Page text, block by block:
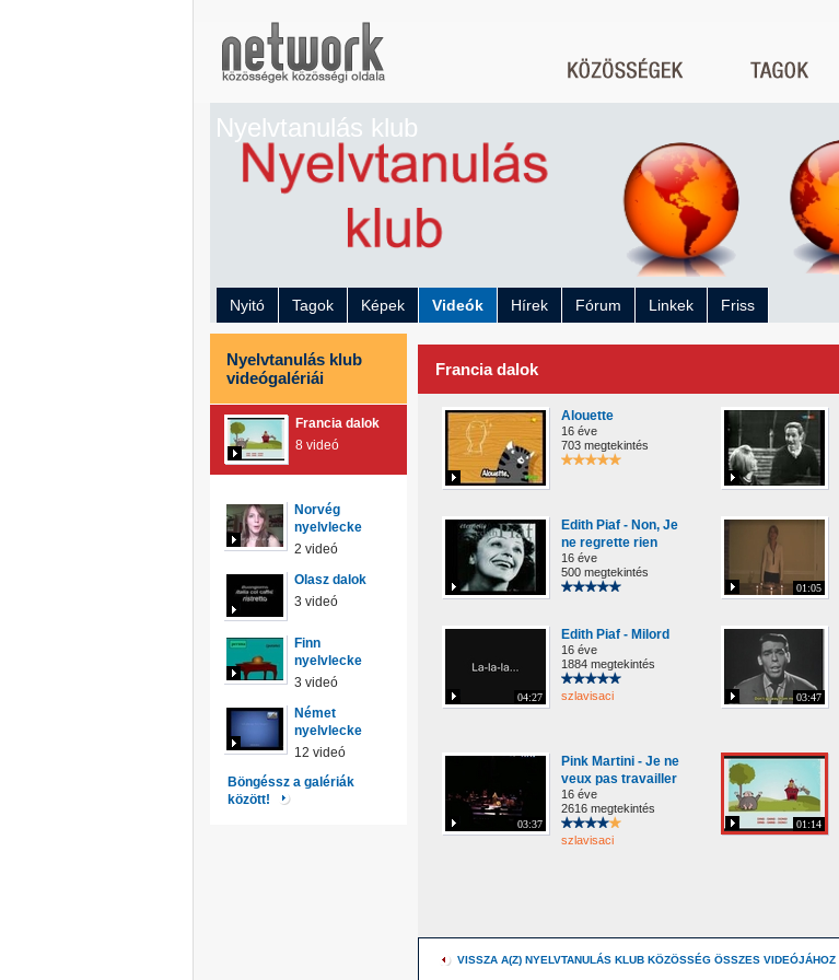
Nyelvtanulás klub
Nyitó Tagok Képek Videók Hírek Fórum Linkek Friss
Nyelvtanulás klub
videógalériái
Francia dalok
8 videó
Norvég
nyelvlecke
2 videó
Olasz dalok
3 videó
Finn
nyelvlecke
3 videó
Német
nyelvlecke
12 videó
Böngéssz a galériák
között!
Francia dalok
Alouette
16 éve
703 megtekintés
Edith Piaf - Non, Je
ne regrette rien
16 éve
500 megtekintés
01:05
04:27
Edith Piaf - Milord
16 éve
1884 megtekintés
szlavisaci 03:47
03:37
Pink Martini - Je ne
veux pas travailler
16 éve
2616 megtekintés
szlavisaci
01:14
VISSZA A(Z) NYELVTANULÁS KLUB KÖZÖSSÉG ÖSSZES VIDEÓJÁHOZ